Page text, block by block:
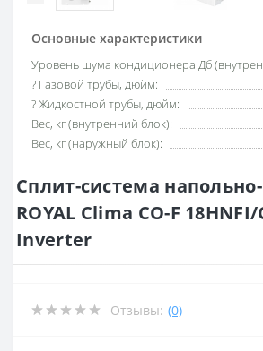
Основные характеристики
Уровень шума кондиционера Дб
? Газовой трубы, дюйм:
? Жидкостной трубы, дюйм:
Вес, кг (внутренний блок):
Вес, кг (наружный блок):
Сплит-система
ROYAL Clima CO-F 18HNFI/
Inverter
Отзывы: (0)